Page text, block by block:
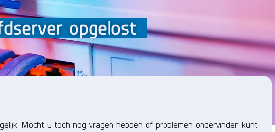
opgelost
Mocht u toch nog vragen hebben of problemen ondervinden kunt